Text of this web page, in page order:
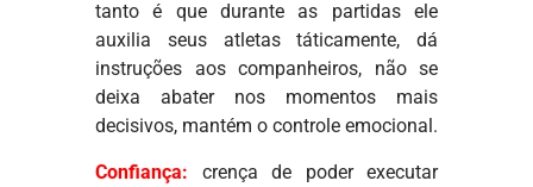
tanto é que durante as partidas ele
auxilia seus atletas táticamente, dá
instruções aos companheiros, não se
deixa abater nos momentos mais
decisivos, mantém o controle emocional.
Confiança: crença de poder executar